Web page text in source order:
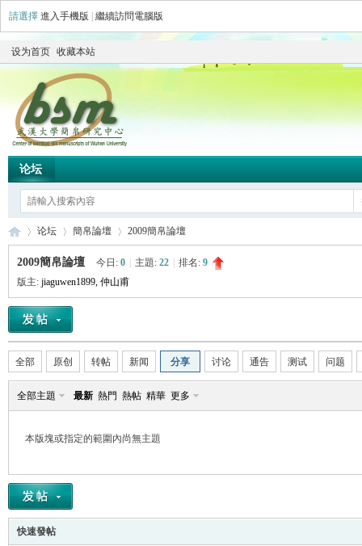
請選擇 進入手機版 繼續訪問電腦版
设为首页 收藏本站
论坛
简 »
论坛
›
簡帛論壇
›
2009簡帛論壇
2009簡帛論壇 今日: 0 主題: 22 排名: 9
版主: jiaguwen1899, 仲山甫
全部 原创 转帖 新闻 分享 讨论 通告 测试 问题
全部主題 最新 熱門 熱帖 精華 更多
本版塊或指定的範圍內尚無主題
快速發帖